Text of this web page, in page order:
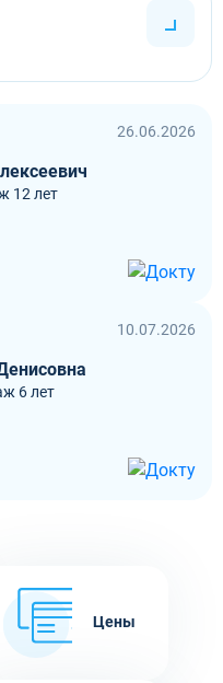
26.06.2026
12 лет
10.07.2026
6 лет
Цены